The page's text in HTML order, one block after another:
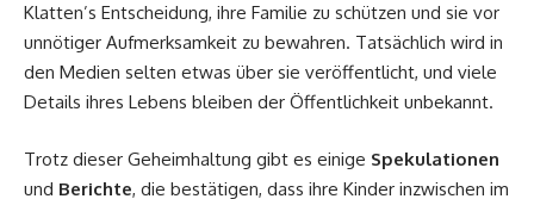
Klatten’s Entscheidung, ihre Familie zu schützen und sie vor
unnötiger Aufmerksamkeit zu bewahren. Tatsächlich wird in
den Medien selten etwas über sie veröffentlicht, und viele
Details ihres Lebens bleiben der Öffentlichkeit unbekannt.
Trotz dieser Geheimhaltung gibt es einige Spekulationen
und Berichte, die bestätigen, dass ihre Kinder inzwischen im